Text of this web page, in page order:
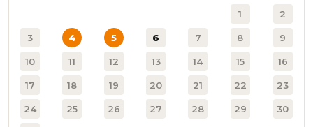
1 2
3 4 5 6 7 8 9
10 11 12 13 14 15 16
17 18 19 20 21 22 23
24 25 26 27 28 29 30